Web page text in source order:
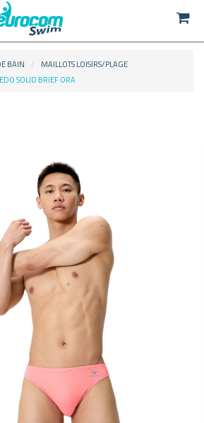
BAIN
MAILLOTS LOISIRS/PLAGE
SOLID BRIEF ORA